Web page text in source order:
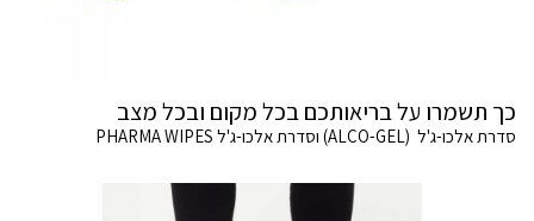
כך תשמרו על בריאותכם בכל מקום ובכל מצב
סדרת אלכו-ג'ל (ALCO-GEL) וסדרת אלכו-ג'ל PHARMA WIPES